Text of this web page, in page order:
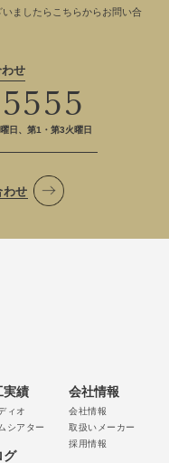
ましたらこちらからお問い合
せ
日、第1・第3火曜日
わせ
実績
ィオ
シアター
グ
会社情報
会社情報
取扱いメーカー
採用情報